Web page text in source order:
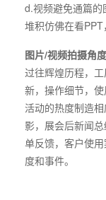
d.视频避免通篇
堆积仿佛在看PPT
图片/视频拍摄角度
过往辉煌历程，
新，操作细节，
活动的热度制造
影，展会后新闻
单反馈，客户使
度和事件。